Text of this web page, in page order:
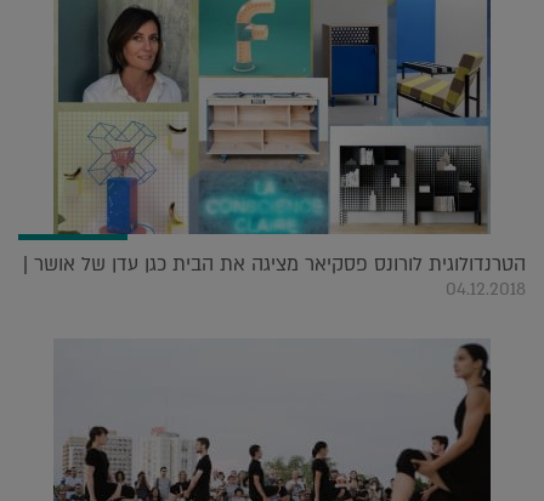
הטרנדולוגית לורונס פסקיאר מציגה את הבית כגן עדן של אושר |
04.12.2018